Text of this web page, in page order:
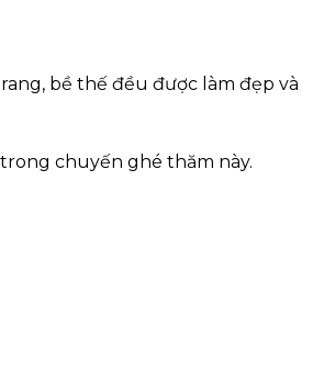
bề thế đều được làm đẹp và
chuyến ghé thăm này.